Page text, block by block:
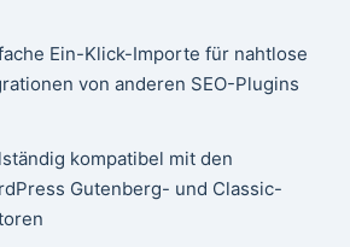
Ein-Klick-Importe für nahtlose
von anderen SEO-Plugins
kompatibel mit den
Gutenberg- und Classic-